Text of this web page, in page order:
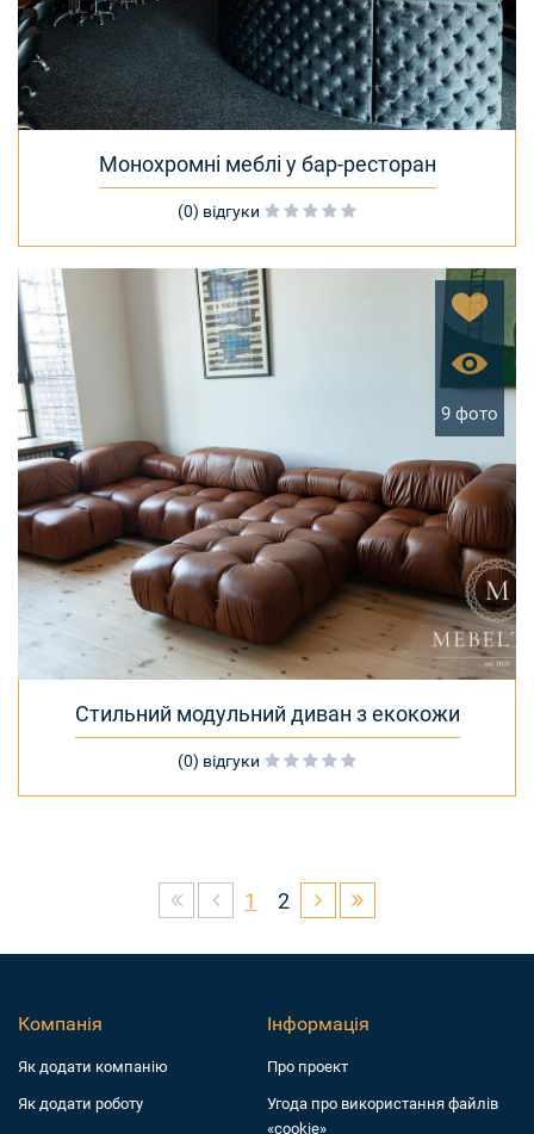
Монохромні меблі у бар-ресторан
(0) відгуки
Стильний модульний диван з екокожи
(0) відгуки
9 фото
1 2
Компанія
Як додати компанiю
Як додати роботу
Інформація
Про проект
Угода про використання файлів
«cookie»